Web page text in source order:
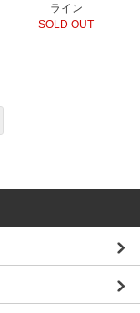
ライン
SOLD OUT